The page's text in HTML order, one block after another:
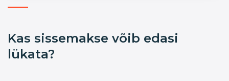
Kas sissemakse võib edasi
lükata?